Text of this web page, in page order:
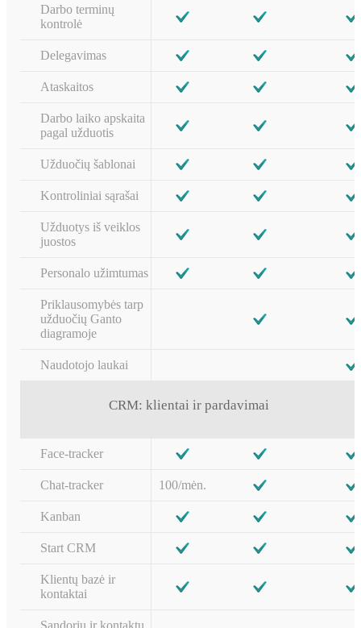
Darbo terminų
kontrolė
Delegavimas
Ataskaitos
Darbo laiko apskaita
pagal užduotis
Užduočių šablonai
Kontroliniai sąrašai
Užduotys iš veiklos
juostos
Personalo užimtumas
Priklausomybės tarp
užduočių Ganto
diagramoje
Naudotojo laukai
CRM: klientai ir pardavimai
Face-tracker
Chat-tracker 100/mėn.
Kanban
Start CRM
Klientų bazė ir
kontaktai